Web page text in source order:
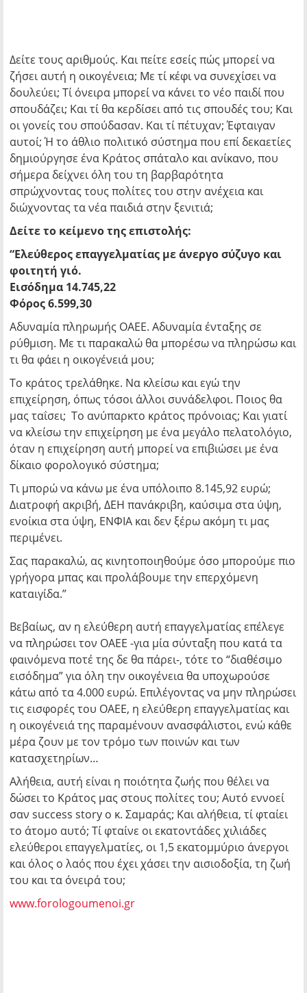
Δείτε τους αριθμούς. Και πείτε εσείς πώς μπορεί να
ζήσει αυτή η οικογένεια; Με τί κέφι να συνεχίσει να
δουλεύει; Τί όνειρα μπορεί να κάνει το νέο παιδί που
σπουδάζει; Και τί θα κερδίσει από τις σπουδές του; Και
οι γονείς του σπούδασαν. Και τί πέτυχαν; Έφταιγαν
αυτοί; Ή το άθλιο πολιτικό σύστημα που επί δεκαετίες
δημιούργησε ένα Κράτος σπάταλο και ανίκανο, που
σήμερα δείχνει όλη του τη βαρβαρότητα
σπρώχνοντας τους πολίτες του στην ανέχεια και
διώχνοντας τα νέα παιδιά στην ξενιτιά;
Δείτε το κείμενο της επιστολής:
“Ελεύθερος επαγγελματίας με άνεργο σύζυγο και
φοιτητή γιό.
Εισόδημα 14.745,22
Φόρος 6.599,30
Αδυναμία πληρωμής ΟΑΕΕ. Αδυναμία ένταξης σε
ρύθμιση. Με τι παρακαλώ θα μπορέσω να πληρώσω και
τι θα φάει η οικογένειά μου;
Το κράτος τρελάθηκε. Να κλείσω και εγώ την
επιχείρηση, όπως τόσοι άλλοι συνάδελφοι. Ποιος θα
μας ταΐσει; Το ανύπαρκτο κράτος πρόνοιας; Και γιατί
να κλείσω την επιχείρηση με ένα μεγάλο πελατολόγιο,
όταν η επιχείρηση αυτή μπορεί να επιβιώσει με ένα
δίκαιο φορολογικό σύστημα;
Τι μπορώ να κάνω με ένα υπόλοιπο 8.145,92 ευρώ;
Διατροφή ακριβή, ΔΕΗ πανάκριβη, καύσιμα στα ύψη,
ενοίκια στα ύψη, ΕΝΦΙΑ και δεν ξέρω ακόμη τι μας
περιμένει.
Σας παρακαλώ, ας κινητοποιηθούμε όσο μπορούμε πιο
γρήγορα μπας και προλάβουμε την επερχόμενη
καταιγίδα.”
Βεβαίως, αν η ελεύθερη αυτή επαγγελματίας επέλεγε
να πληρώσει τον ΟΑΕΕ -για μία σύνταξη που κατά τα
φαινόμενα ποτέ της δε θα πάρει-, τότε το “διαθέσιμο
εισόδημα” για όλη την οικογένεια θα υποχωρούσε
κάτω από τα 4.000 ευρώ. Επιλέγοντας να μην πληρώσει
τις εισφορές του ΟΑΕΕ, η ελεύθερη επαγγελματίας και
η οικογένειά της παραμένουν ανασφάλιστοι, ενώ κάθε
μέρα ζουν με τον τρόμο των ποινών και των
κατασχετηρίων…
Αλήθεια, αυτή είναι η ποιότητα ζωής που θέλει να
δώσει το Κράτος μας στους πολίτες του; Αυτό εννοεί
σαν success story ο κ. Σαμαράς; Και αλήθεια, τί φταίει
το άτομο αυτό; Τί φταίνε οι εκατοντάδες χιλιάδες
ελεύθεροι επαγγελματίες, οι 1,5 εκατομμύριο άνεργοι
και όλος ο λαός που έχει χάσει την αισιοδοξία, τη ζωή
του και τα όνειρά του;
www.forologoumenoi.gr